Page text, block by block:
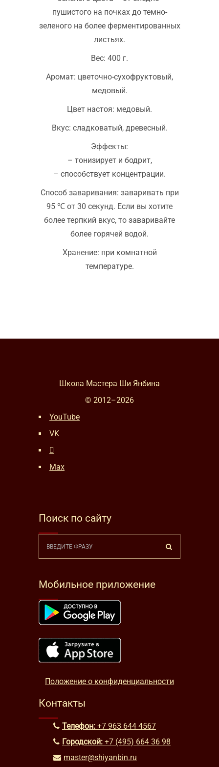
пушистого на почках до темно-
зеленого на более ферментированных
листьях.
Вес: 400 г.
Аромат: цветочно-сухофруктовый,
медовый.
Цвет настоя: медовый.
Вкус: сладковатый, древесный.
Эффекты:
– тонизирует и бодрит,
– способствует концентрации.
Способ заваривания: заваривать при
95 ℃ от 30 секунд. Если вы хотите
более терпкий вкус, то заваривайте
более горячей водой.
Хранение: при комнатной
температуре.
Школа Мастера Ши Янбина
© 2012–2026
YouTube
VK
Max
Поиск по сайту
Мобильное приложение
Положение о конфиденциальности
Контакты
Телефон: +7 963 644 4567
Городской: +7 (495) 664 36 98
master@shiyanbin.ru